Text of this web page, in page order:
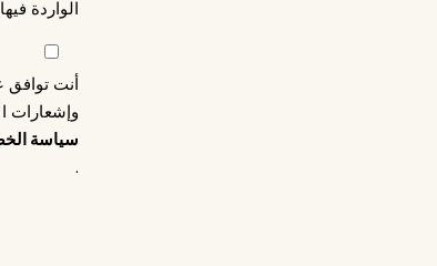
الواردة
أنت توافق
وإشعارات
سياسة
.